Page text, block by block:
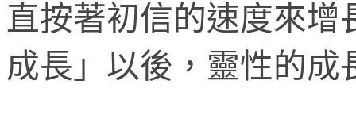
直按著初信的速度來
成長」以後，靈性的